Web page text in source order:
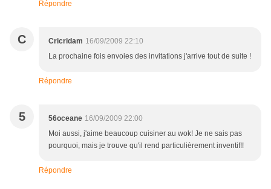
Répondre
C Cricridam 16/09/2009 22:10
La prochaine fois envoies des invitations j'arrive tout de suite !
Répondre
5 56oceane 16/09/2009 22:00
Moi aussi, j'aime beaucoup cuisiner au wok! Je ne sais pas
pourquoi, mais je trouve qu'il rend particulièrement inventif!!
Répondre